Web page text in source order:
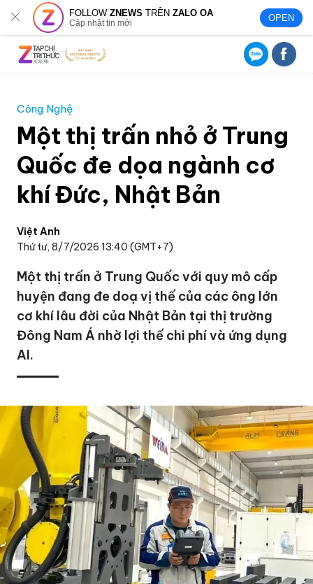
FOLLOWZNEWS TRÊNZALO OA
Cập nhật tin mới OPEN
Công Nghệ
Một thị trấn nhỏ ở Trung
Quốc đe dọa ngành cơ
khí Đức, Nhật Bản
Việt Anh
Thứ tư, 8/7/2026 13:40 (GMT+7)
Một thị trấn ở Trung Quốc với quy mô cấp
huyện đang đe doạ vị thế của các ông lớn
cơ khí lâu đời của Nhật Bản tại thị trường
Đông Nam Á nhờ lợi thế chi phí và ứng dụng
AI.